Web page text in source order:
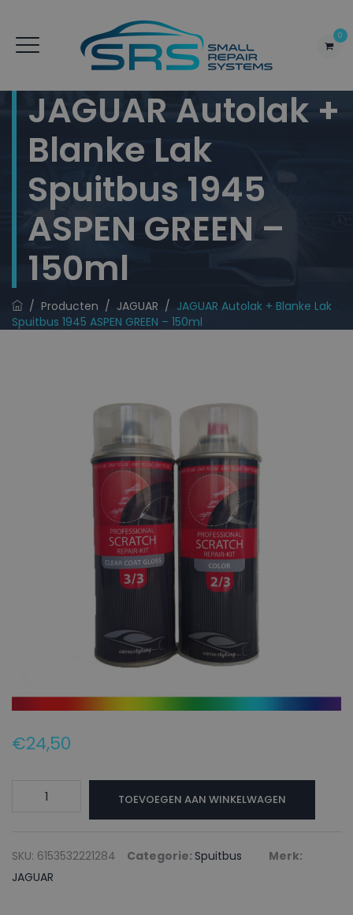
0
JAGUAR Autolak +
Blanke Lak
Spuitbus 1945
ASPEN GREEN –
150ml
/ Producten / JAGUAR / JAGUAR Autolak + Blanke Lak
Spuitbus 1945 ASPEN GREEN – 150ml
€24,50
JAGUAR
Blanke
lak
TOEVOEGEN AAN WINKELWAGEN
SKU: 6153532221284 Categorie: Spuitbus
Merk:
JAGUAR